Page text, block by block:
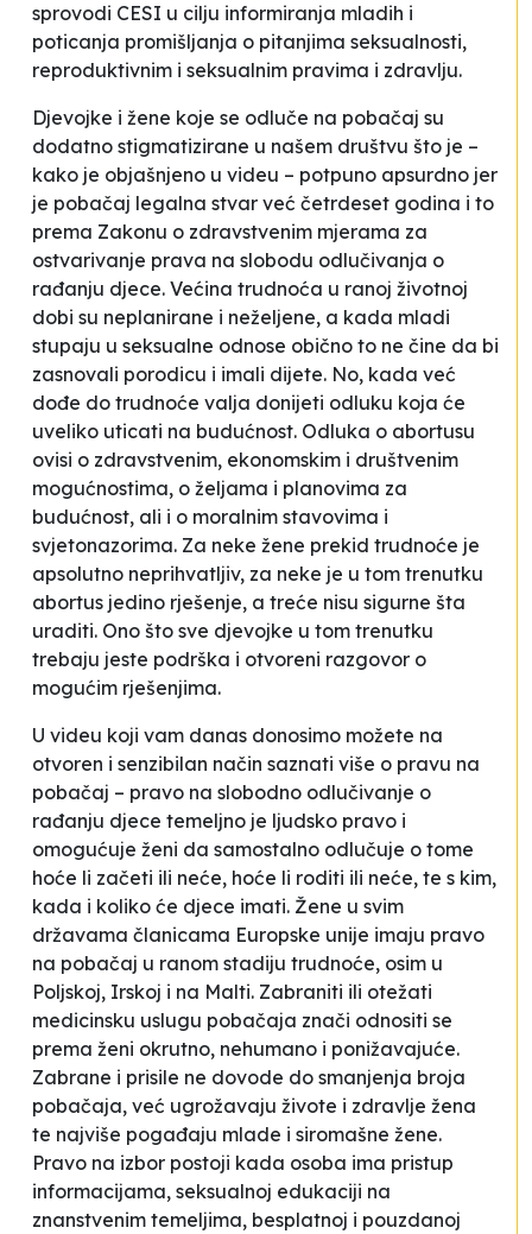
sprovodi CESI u cilju informiranja mladih i
poticanja promišljanja o pitanjima seksualnosti,
reproduktivnim i seksualnim pravima i zdravlju.
Djevojke i žene koje se odluče na pobačaj su
dodatno stigmatizirane u našem društvu što je –
kako je objašnjeno u videu – potpuno apsurdno jer
je pobačaj legalna stvar već četrdeset godina i to
prema Zakonu o zdravstvenim mjerama za
ostvarivanje prava na slobodu odlučivanja o
rađanju djece. Većina trudnoća u ranoj životnoj
dobi su neplanirane i neželjene, a kada mladi
stupaju u seksualne odnose obično to ne čine da bi
zasnovali porodicu i imali dijete. No, kada već
dođe do trudnoće valja donijeti odluku koja će
uveliko uticati na budućnost. Odluka o abortusu
ovisi o zdravstvenim, ekonomskim i društvenim
mogućnostima, o željama i planovima za
budućnost, ali i o moralnim stavovima i
svjetonazorima. Za neke žene prekid trudnoće je
apsolutno neprihvatljiv, za neke je u tom trenutku
abortus jedino rješenje, a treće nisu sigurne šta
uraditi. Ono što sve djevojke u tom trenutku
trebaju jeste podrška i otvoreni razgovor o
mogućim rješenjima.
U videu koji vam danas donosimo možete na
otvoren i senzibilan način saznati više o pravu na
pobačaj – pravo na slobodno odlučivanje o
rađanju djece temeljno je ljudsko pravo i
omogućuje ženi da samostalno odlučuje o tome
hoće li začeti ili neće, hoće li roditi ili neće, te s kim,
kada i koliko će djece imati. Žene u svim
državama članicama Europske unije imaju pravo
na pobačaj u ranom stadiju trudnoće, osim u
Poljskoj, Irskoj i na Malti. Zabraniti ili otežati
medicinsku uslugu pobačaja znači odnositi se
prema ženi okrutno, nehumano i ponižavajuće.
Zabrane i prisile ne dovode do smanjenja broja
pobačaja, već ugrožavaju živote i zdravlje žena
te najviše pogađaju mlade i siromašne žene.
Pravo na izbor postoji kada osoba ima pristup
informacijama, seksualnoj edukaciji na
znanstvenim temeljima, besplatnoj i pouzdanoj